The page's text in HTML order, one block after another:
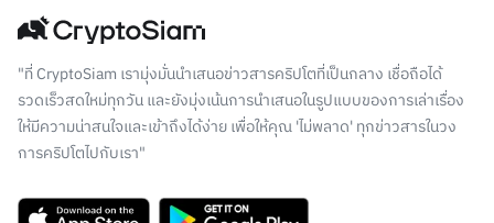
"ที่ CryptoSiam เรามุ่งมั่นนำเสนอข่าวสารคริปโตที่เป็นกลาง เชื่อถือได้
รวดเร็วสดใหม่ทุกวัน และยังมุ่งเน้นการนำเสนอในรูปแบบของการเล่าเรื่อง
ให้มีความน่าสนใจและเข้าถึงได้ง่าย เพื่อให้คุณ 'ไม่พลาด' ทุกข่าวสารในวง
การคริปโตไปกับเรา"